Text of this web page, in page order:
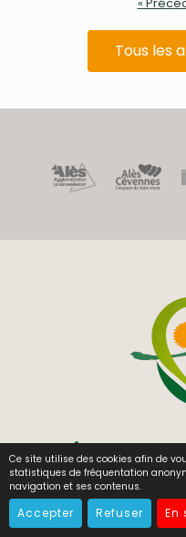
Ce site utilise des cookies afin de
statistiques de fréquentation
navigation et ses contenus.
Accepter Refuser En
«
Tous les